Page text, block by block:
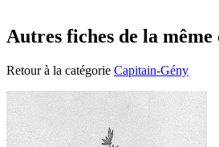
Autres fiches de la même
Retour à la catégorie Capitain-Gény